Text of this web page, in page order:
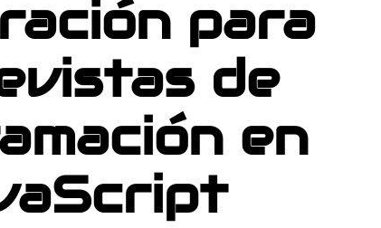
para
de
en